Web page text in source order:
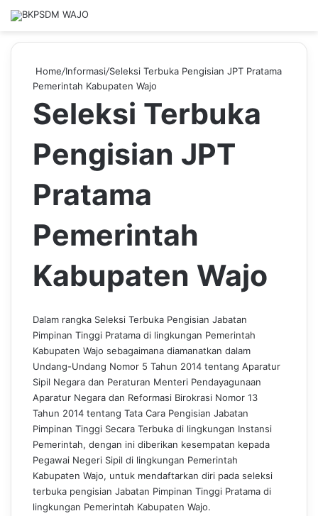
Home/Informasi/Seleksi Terbuka Pengisian JPT Pratama
Pemerintah Kabupaten Wajo
Seleksi Terbuka
Pengisian JPT
Pratama
Pemerintah
Kabupaten Wajo
Dalam rangka Seleksi Terbuka Pengisian Jabatan
Pimpinan Tinggi Pratama di lingkungan Pemerintah
Kabupaten Wajo sebagaimana diamanatkan dalam
Undang-Undang Nomor 5 Tahun 2014 tentang Aparatur
Sipil Negara dan Peraturan Menteri Pendayagunaan
Aparatur Negara dan Reformasi Birokrasi Nomor 13
Tahun 2014 tentang Tata Cara Pengisian Jabatan
Pimpinan Tinggi Secara Terbuka di lingkungan Instansi
Pemerintah, dengan ini diberikan kesempatan kepada
Pegawai Negeri Sipil di lingkungan Pemerintah
Kabupaten Wajo, untuk mendaftarkan diri pada seleksi
terbuka pengisian Jabatan Pimpinan Tinggi Pratama di
lingkungan Pemerintah Kabupaten Wajo.